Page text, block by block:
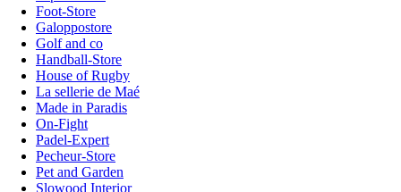
Foot-Store
Galoppostore
Golf and co
Handball-Store
House of Rugby
La sellerie de Maé
Made in Paradis
On-Fight
Padel-Expert
Pecheur-Store
Pet and Garden
Slowood Interior